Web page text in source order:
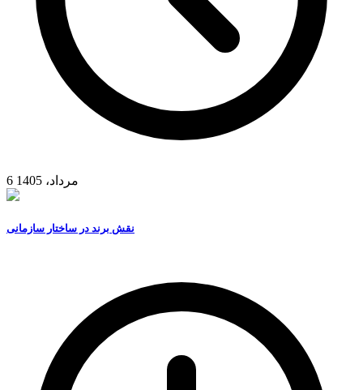
6 مرداد، 1405
نقش برند در ساختار سازمانی